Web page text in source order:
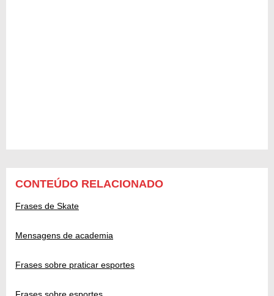
CONTEÚDO RELACIONADO
Frases de Skate
Mensagens de academia
Frases sobre praticar esportes